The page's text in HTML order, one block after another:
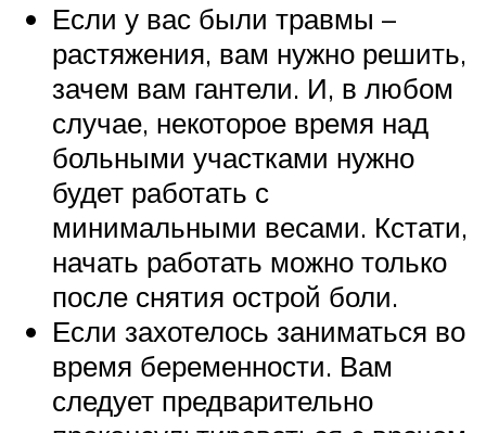
Если у вас были травмы –
растяжения, вам нужно решить,
зачем вам гантели. И, в любом
случае, некоторое время над
больными участками нужно
будет работать с
минимальными весами. Кстати,
начать работать можно только
после снятия острой боли.
Если захотелось заниматься во
время беременности. Вам
следует предварительно